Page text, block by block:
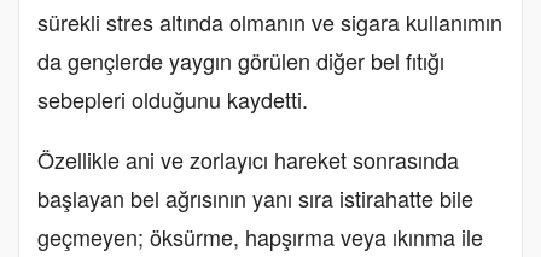
sürekli stres altında olmanın ve sigara kullanımın
da gençlerde yaygın görülen diğer bel fıtığı
sebepleri olduğunu kaydetti.
Özellikle ani ve zorlayıcı hareket sonrasında
başlayan bel ağrısının yanı sıra istirahatte bile
geçmeyen; öksürme, hapşırma veya ıkınma ile